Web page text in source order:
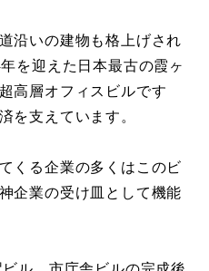
沿いの建物も格上げされ
を迎えた日本最古の霞ヶ
高層オフィスビルです
を支えています。
くる企業の多くはこのビ
企業の受け皿として機能